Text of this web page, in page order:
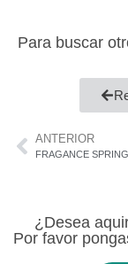
Para buscar
ANTERIOR
¿Desea
Por favor